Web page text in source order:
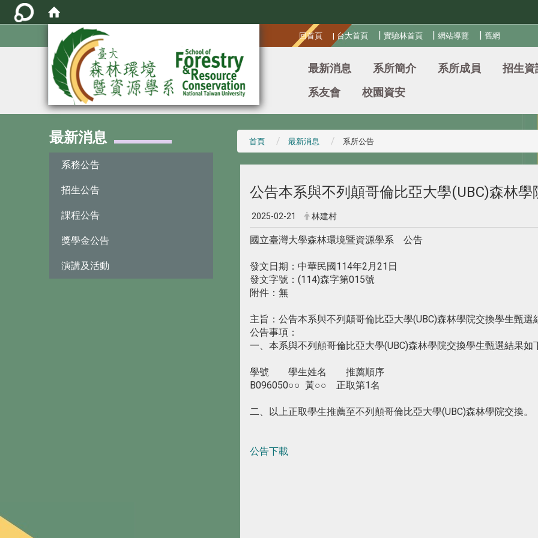
回首頁 | 台大首頁 | 實驗林首頁 |網站導覽 |舊網
最新消息 系所簡介 系所成員 招生資
系友會
校園資安
最新消息
系務公告
招生公告
課程公告
獎學金公告
演講及活動
首頁 最新消息 系所公告
公告本系與不列顛哥倫比亞大學(UBC)森林
2025-02-21 林建村
國立臺灣大學森林環境暨資源學系 公告
發文日期：中華民國114年2月21日
發文字號：(114)森字第015號
附件：無
主旨：公告本系與不列顛哥倫比亞大學(UBC)森林學院交換學生甄選
公告事項：
一、本系與不列顛哥倫比亞大學(UBC)森林學院交換學生甄選結果如
學號 學生姓名 推薦順序
B096050○○ 黃○○ 正取第1名
二、以上正取學生推薦至不列顛哥倫比亞大學(UBC)森林學院交換。
公告下載